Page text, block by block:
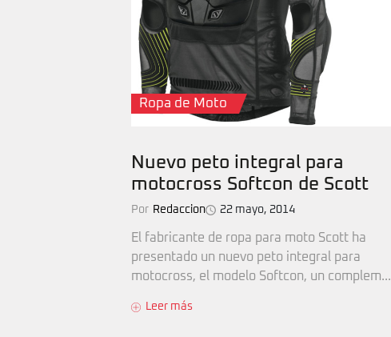
Ropa de Moto
Nuevo peto integral para
motocross Softcon de Scott
Por Redaccion 22 mayo, 2014
El fabricante de ropa para moto Scott ha
presentado un nuevo peto integral para
motocross, el modelo Softcon, un complem...
Leer más